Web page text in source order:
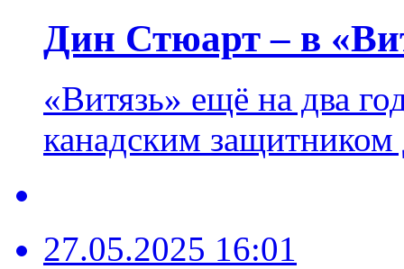
Дин Стюарт – в
«Витязь» ещё на два
канадским
27.05.2025 16:01